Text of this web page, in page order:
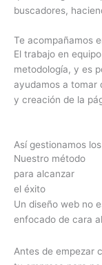
buscadores,
Te acompañamos
El trabajo en
metodología, y es
ayudamos a tomar
y creación de la
Así gestionamos
Nuestro método
para alcanzar
el éxito
Un diseño web no
enfocado de cara al
Antes de empezar